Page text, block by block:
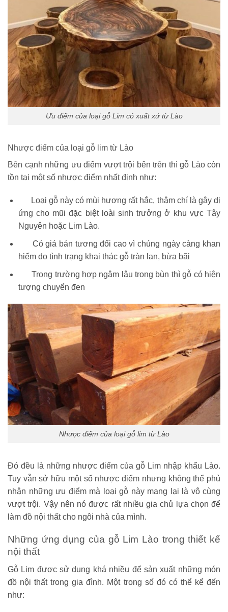
Ưu điểm của loại gỗ Lim có xuất xứ từ Lào
Nhược điểm của loại gỗ lim từ Lào
Bên cạnh những ưu điểm vượt trội bên trên thì gỗ Lào còn
tồn tại một số nhược điểm nhất định như:
Loại gỗ này có mùi hương rất hắc, thậm chí là gây dị
ứng cho mũi đặc biệt loài sinh trưởng ở khu vực Tây
Nguyên hoặc Lim Lào.
Có giá bán tương đối cao vì chúng ngày càng khan
hiếm do tình trạng khai thác gỗ tràn lan, bừa bãi
Trong trường hợp ngâm lâu trong bùn thì gỗ có hiện
tượng chuyển đen
Nhược điểm của loại gỗ lim từ Lào
Đó đều là những nhược điểm của gỗ Lim nhập khẩu Lào.
Tuy vẫn sở hữu một số nhược điểm nhưng không thể phủ
nhận những ưu điểm mà loại gỗ này mang lại là vô cùng
vượt trội. Vậy nên nó được rất nhiều gia chủ lựa chọn để
làm đồ nội thất cho ngôi nhà của mình.
Những ứng dụng của gỗ Lim Lào trong thiết kế
nội thất
Gỗ Lim được sử dụng khá nhiều để sản xuất những món
đồ nội thất trong gia đình. Một trong số đó có thể kể đến
như: